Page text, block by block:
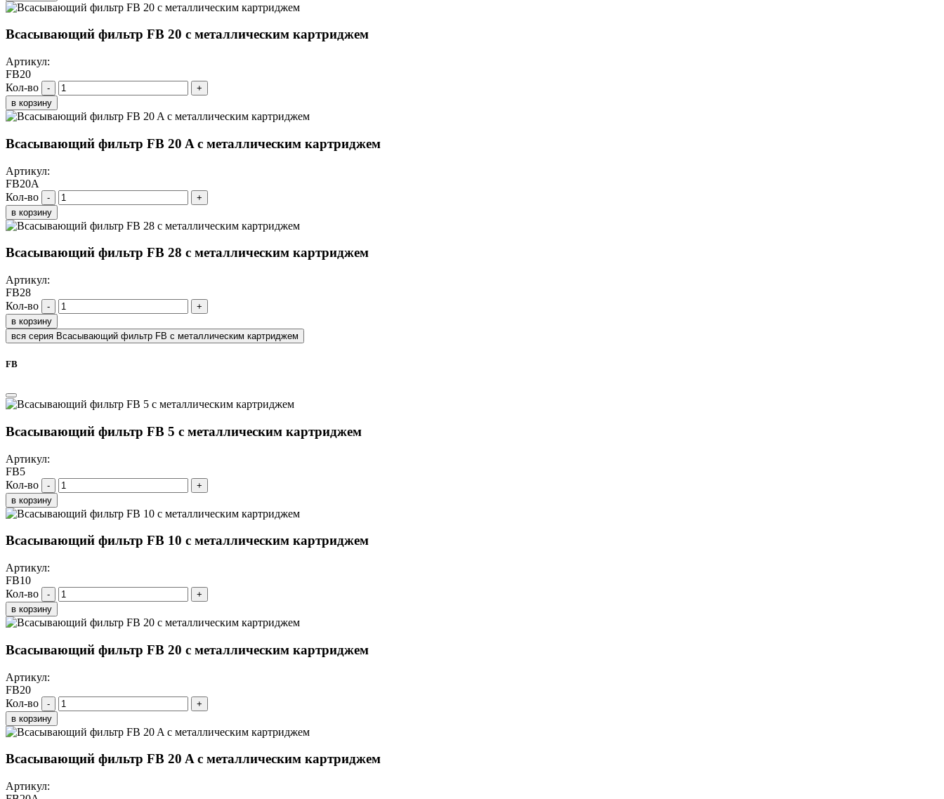
Всасывающий фильтр FB 20 с металлическим картриджем
Артикул:
FB20
Кол-во
-
+
в корзину
Всасывающий фильтр FB 20 A с металлическим картриджем
Артикул:
FB20A
Кол-во
-
+
в корзину
Всасывающий фильтр FB 28 с металлическим картриджем
Артикул:
FB28
Кол-во
-
+
в корзину
вся серия Всасывающий фильтр FB с металлическим картриджем
FB
Всасывающий фильтр FB 5 с металлическим картриджем
Артикул:
FB5
Кол-во
-
+
в корзину
Всасывающий фильтр FB 10 с металлическим картриджем
Артикул:
FB10
Кол-во
-
+
в корзину
Всасывающий фильтр FB 20 с металлическим картриджем
Артикул:
FB20
Кол-во
-
+
в корзину
Всасывающий фильтр FB 20 A с металлическим картриджем
Артикул: